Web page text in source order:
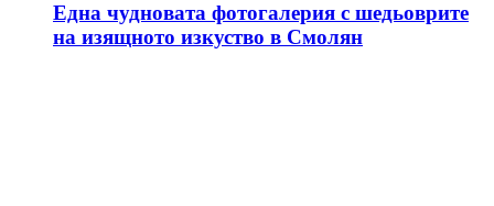
Една чудновата фотогалерия с шедьоврите
на изящното изкуство в Смолян